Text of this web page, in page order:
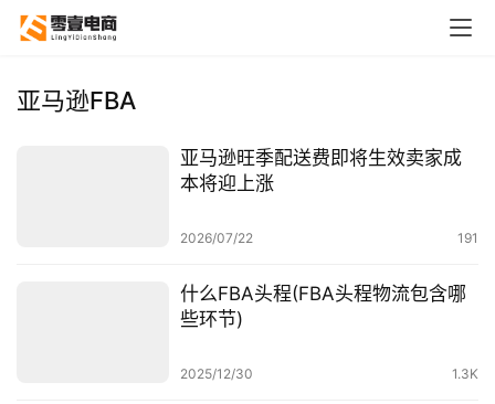
亚马逊FBA
亚马逊旺季配送费即将生效卖家成
本将迎上涨
2026/07/22 191
什么FBA头程(FBA头程物流包含哪
些环节)
2025/12/30 1.3K